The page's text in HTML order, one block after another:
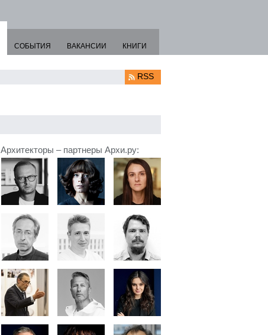
СОБЫТИЯ ВАКАНСИИ КНИГИ
RSS
Архитекторы – партнеры Архи.ру: